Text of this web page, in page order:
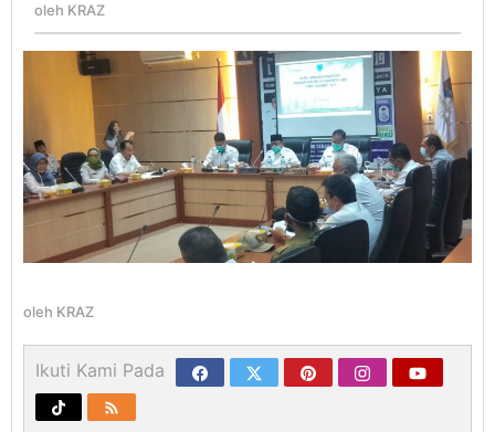
oleh KRAZ
oleh KRAZ
Ikuti Kami Pada